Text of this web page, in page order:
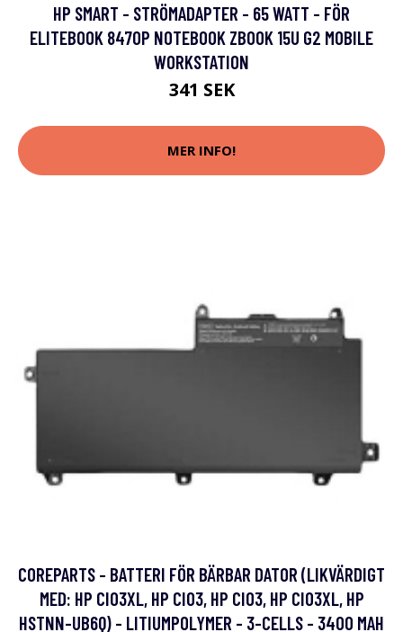
HP SMART - STRÖMADAPTER - 65 WATT - FÖR
ELITEBOOK 8470P NOTEBOOK ZBOOK 15U G2 MOBILE
WORKSTATION
341 SEK
MER INFO!
COREPARTS - BATTERI FÖR BÄRBAR DATOR (LIKVÄRDIGT
MED: HP CI03XL, HP CI03, HP CIO3, HP CIO3XL, HP
HSTNN-UB6Q) - LITIUMPOLYMER - 3-CELLS - 3400 MAH